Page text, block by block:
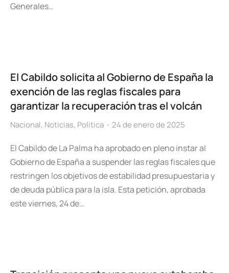
Generales…
El Cabildo solicita al Gobierno de España la
exención de las reglas fiscales para
garantizar la recuperación tras el volcán
Nacional, Noticias, Política 24 de enero de 2025
El Cabildo de La Palma ha aprobado en pleno instar al
Gobierno de España a suspender las reglas fiscales que
restringen los objetivos de estabilidad presupuestaria y
de deuda pública para la isla. Esta petición, aprobada
este viernes, 24 de…